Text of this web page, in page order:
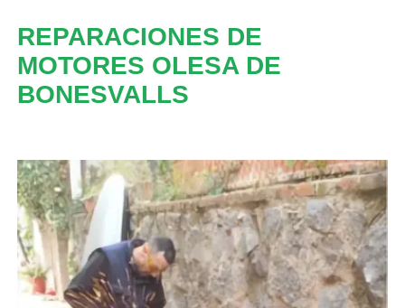
REPARACIONES DE
MOTORES OLESA DE
BONESVALLS